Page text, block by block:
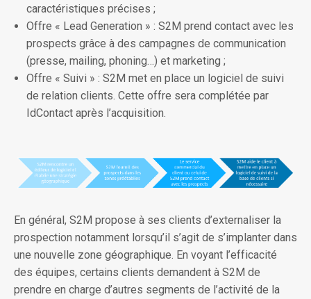
caractéristiques précises ;
Offre « Lead Generation » : S2M prend contact avec les
prospects grâce à des campagnes de communication
(presse, mailing, phoning…) et marketing ;
Offre « Suivi » : S2M met en place un logiciel de suivi
de relation clients. Cette offre sera complétée par
IdContact après l’acquisition.
En général, S2M propose à ses clients d’externaliser la
prospection notamment lorsqu’il s’agit de s’implanter dans
une nouvelle zone géographique. En voyant l’efficacité
des équipes, certains clients demandent à S2M de
prendre en charge d’autres segments de l’activité de la